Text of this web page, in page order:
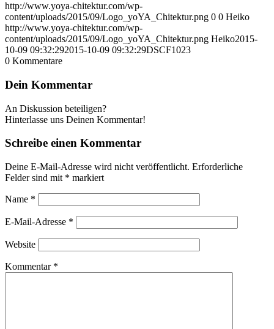
http://www.yoya-chitektur.com/wp-
content/uploads/2015/09/Logo_yoYA_Chitektur.png 0 0 Heiko
http://www.yoya-chitektur.com/wp-
content/uploads/2015/09/Logo_yoYA_Chitektur.png Heiko2015-
10-09 09:32:292015-10-09 09:32:29DSCF1023
0 Kommentare
Dein Kommentar
An Diskussion beteiligen?
Hinterlasse uns Deinen Kommentar!
Schreibe einen Kommentar
Deine E-Mail-Adresse wird nicht veröffentlicht. Erforderliche
Felder sind mit * markiert
Name *
E-Mail-Adresse *
Website
Kommentar *